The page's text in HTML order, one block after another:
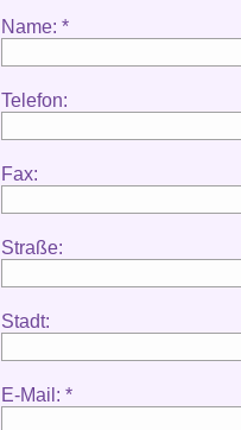
Name: *
Telefon:
Fax:
Straße:
Stadt:
E-Mail: *